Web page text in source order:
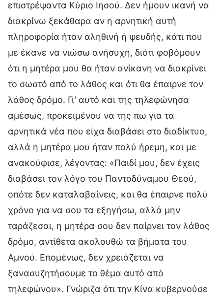
επιστρέψαντα Κύριο Ιησού. Δεν ήμουν ικανή να
διακρίνω ξεκάθαρα αν η αρνητική αυτή
πληροφορία ήταν αληθινή ή ψευδής, κάτι που
με έκανε να νιώσω ανήσυχη, διότι φοβόμουν
ότι η μητέρα μου θα ήταν ανίκανη να διακρίνει
το σωστό από το λάθος και ότι θα έπαιρνε τον
λάθος δρόμο. Γι’ αυτό και της τηλεφώνησα
αμέσως, προκειμένου να της πω για τα
αρνητικά νέα που είχα διαβάσει στο διαδίκτυο,
αλλά η μητέρα μου ήταν πολύ ήρεμη, και με
ανακούφισε, λέγοντας: «Παιδί μου, δεν έχεις
διαβάσει τον λόγο του Παντοδύναμου Θεού,
οπότε δεν καταλαβαίνεις, και θα έπαιρνε πολύ
χρόνο για να σου τα εξηγήσω, αλλά μην
ταράζεσαι, η μητέρα σου δεν παίρνει τον λάθος
δρόμο, αντίθετα ακολουθώ τα βήματα του
Αμνού. Επομένως, δεν χρειάζεται να
ξανασυζητήσουμε το θέμα αυτό από
τηλεφώνου». Γνώριζα ότι την Κίνα κυβερνούσε